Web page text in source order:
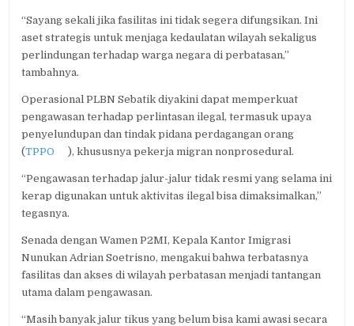
“Sayang sekali jika fasilitas ini tidak segera difungsikan. Ini
aset strategis untuk menjaga kedaulatan wilayah sekaligus
perlindungan terhadap warga negara di perbatasan,”
tambahnya.
Operasional PLBN Sebatik diyakini dapat memperkuat
pengawasan terhadap perlintasan ilegal, termasuk upaya
penyelundupan dan tindak pidana perdagangan orang
(TPPO ), khususnya pekerja migran nonprosedural.
“Pengawasan terhadap jalur-jalur tidak resmi yang selama ini
kerap digunakan untuk aktivitas ilegal bisa dimaksimalkan,”
tegasnya.
Senada dengan Wamen P2MI, Kepala Kantor Imigrasi
Nunukan Adrian Soetrisno, mengakui bahwa terbatasnya
fasilitas dan akses di wilayah perbatasan menjadi tantangan
utama dalam pengawasan.
“Masih banyak jalur tikus yang belum bisa kami awasi secara